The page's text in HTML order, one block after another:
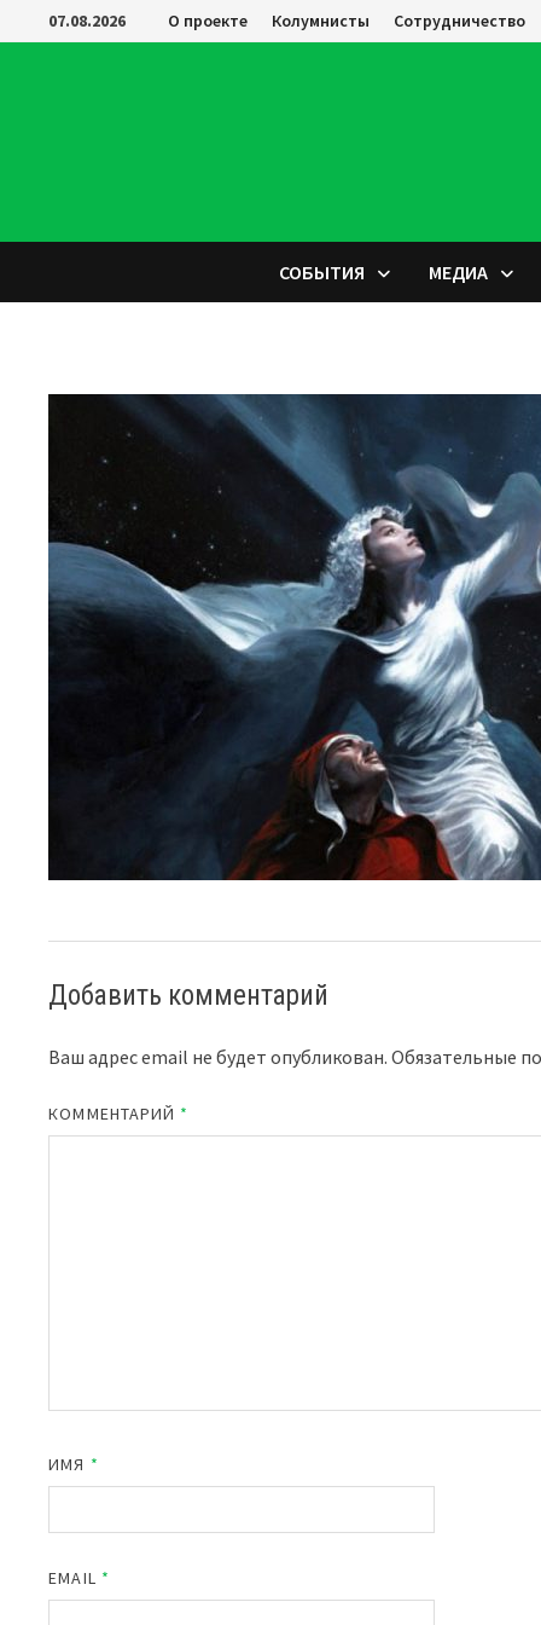
Перейти
к
07.08.2026 О проекте Колумнисты Сотрудничество
СОБЫТИЯ МЕДИА
Добавить комментарий
Ваш адрес email не будет опубликован. Обязательные
КОММЕНТАРИЙ *
ИМЯ *
EMAIL *